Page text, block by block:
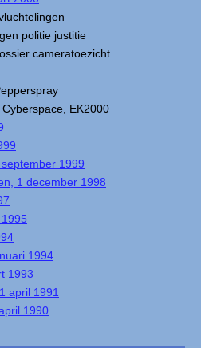
politie justitie
cameratoezicht
EK2000
1999
1 december 1998
1994
1993
april 1991
1990